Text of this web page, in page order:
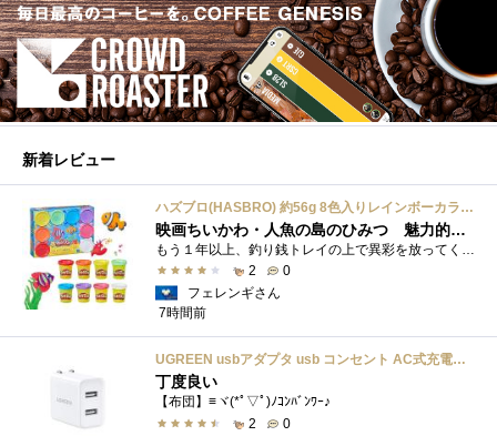
新着レビュー
ハズブロ(HASBRO) 約56g 8色入りレインボーカラーのプレイ・ドー、新学期用品、2才以上のプリスクールの子供向け、子供向けのアート&クラフト 粘土 ねんど、こどもの日、子供の日プレゼント
映画ちいかわ・人魚の島のひみつ 魅力的なビラン：セイレーンを造ってみた
2
0
フェレンギさん
7時間前
UGREEN usbアダプタ usb コンセント AC式充電器 3.1A PSE認証済み 折りたたみ式プラグ 2ポート
丁度良い
【布団】≡ヾ(*ﾟ▽ﾟ)ﾉｺﾝﾊﾞﾝﾜｰ♪
2
0